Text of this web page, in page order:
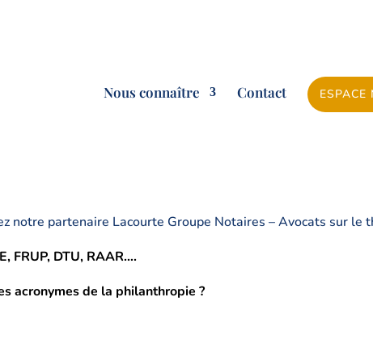
Nous connaître Contact ESPACE
notre partenaire Lacourte Groupe Notaires – Avocats sur le
FRUP, DTU, RAAR….
acronymes de la philanthropie ?